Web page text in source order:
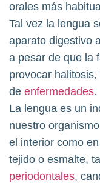
orales más
Tal vez la lengua
aparato digestivo
a pesar de que la
provocar
de enfermedades.
La lengua es un
nuestro
el interior como
tejido o esmalte,
periodontales,